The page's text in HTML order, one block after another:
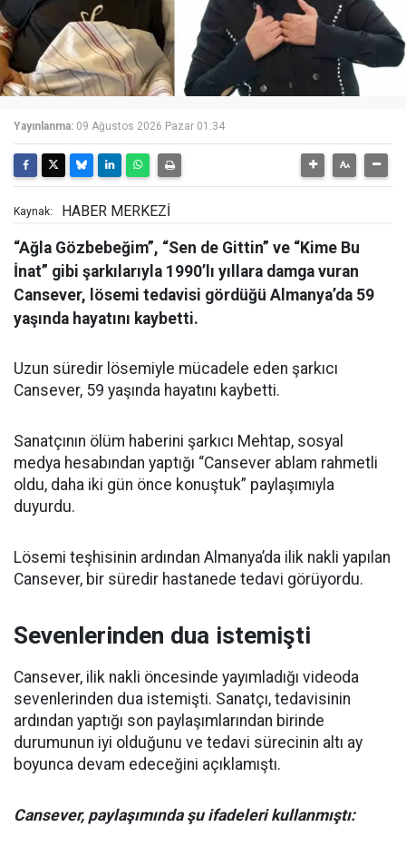
Yayınlanma: 09 Ağustos 2026 Pazar 01:34
Kaynak: HABER MERKEZİ
“Ağla Gözbebeğim”, “Sen de Gittin” ve “Kime Bu
İnat” gibi şarkılarıyla 1990’lı yıllara damga vuran
Cansever, lösemi tedavisi gördüğü Almanya’da 59
yaşında hayatını kaybetti.
Uzun süredir lösemiyle mücadele eden şarkıcı
Cansever, 59 yaşında hayatını kaybetti.
Sanatçının ölüm haberini şarkıcı Mehtap, sosyal
medya hesabından yaptığı “Cansever ablam rahmetli
oldu, daha iki gün önce konuştuk” paylaşımıyla
duyurdu.
Lösemi teşhisinin ardından Almanya’da ilik nakli yapılan
Cansever, bir süredir hastanede tedavi görüyordu.
Sevenlerinden dua istemişti
Cansever, ilik nakli öncesinde yayımladığı videoda
sevenlerinden dua istemişti. Sanatçı, tedavisinin
ardından yaptığı son paylaşımlarından birinde
durumunun iyi olduğunu ve tedavi sürecinin altı ay
boyunca devam edeceğini açıklamıştı.
Cansever, paylaşımında şu ifadeleri kullanmıştı: